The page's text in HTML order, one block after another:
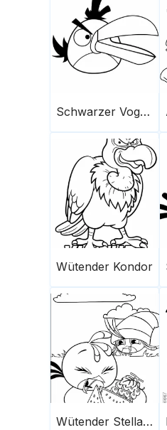
Schwarzer Vogel Von Angry Birds
Wütender Kondor
Wütender Stella Bird Isst Wassermelone